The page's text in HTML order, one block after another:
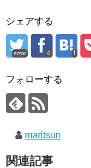
シェアする
error 0
フォローする
maritsun
関連記事